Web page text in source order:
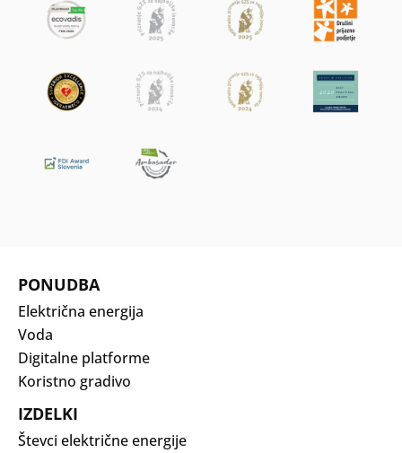
PONUDBA
Električna energija
Voda
Digitalne platforme
Koristno gradivo
IZDELKI
Števci električne energije